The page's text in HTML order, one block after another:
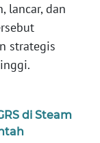
lancar, dan
strategis
di Steam